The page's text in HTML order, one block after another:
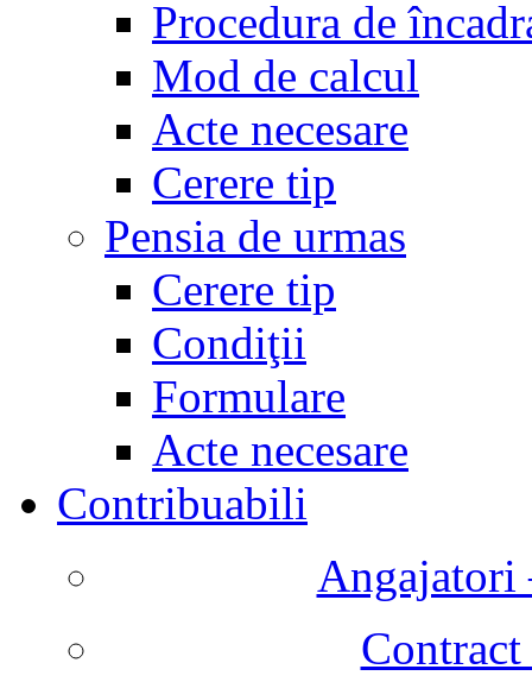
Procedura de
Mod de calcul
Acte necesare
Cerere tip
Pensia de urmas
Cerere tip
Condiţii
Formulare
Acte necesare
Contribuabili
Angajatori
Contract